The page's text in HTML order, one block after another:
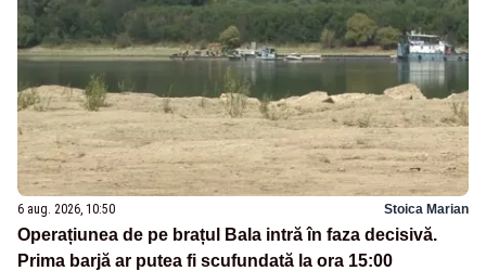
6 aug. 2026, 10:50 Stoica Marian
Operațiunea de pe brațul Bala intră în faza decisivă.
Prima barjă ar putea fi scufundată la ora 15:00